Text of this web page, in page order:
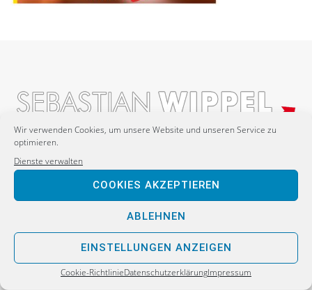
Wir verwenden Cookies, um unsere Website und unseren Service zu
optimieren.
Dienste verwalten
COOKIES AKZEPTIEREN
ABLEHNEN
EINSTELLUNGEN ANZEIGEN
Cookie-RichtlinieDatenschutzerklärungImpressum
Postanschrift:
Sebastian Wippel
Alternative für Deutschland
Bürgerbüro
Postfach 30 06 17
02811 Görlitz